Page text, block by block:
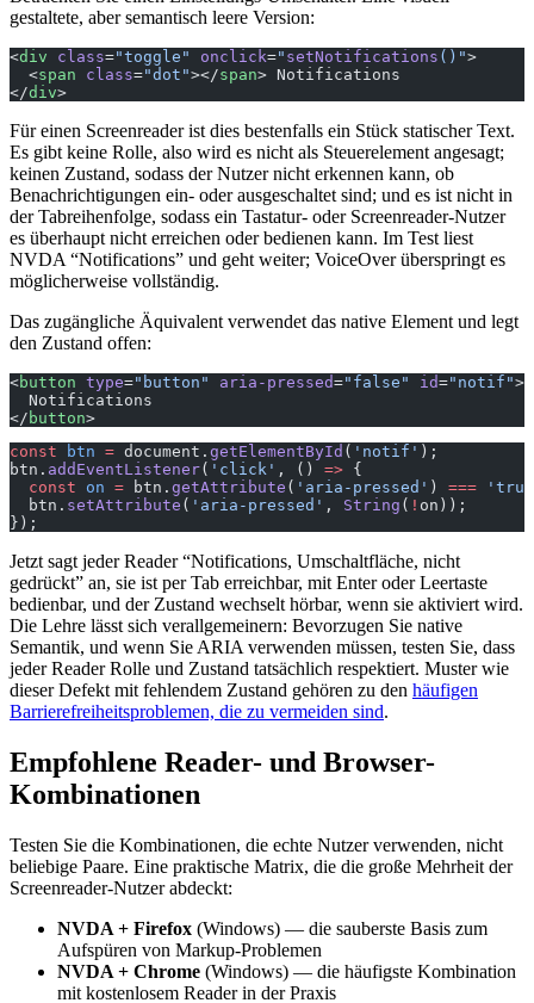
gestaltete, aber semantisch leere Version:
<div class="toggle" onclick=" setNotifications ()">
  <
span class="dot"></span> Notifications
</div>
Für einen Screenreader ist dies bestenfalls ein Stück statischer Text.
Es gibt keine Rolle, also wird es nicht als Steuerelement angesagt;
keinen Zustand, sodass der Nutzer nicht erkennen kann, ob
Benachrichtigungen ein- oder ausgeschaltet sind; und es ist nicht in
der Tabreihenfolge, sodass ein Tastatur- oder Screenreader-Nutzer
es überhaupt nicht erreichen oder bedienen kann. Im Test liest
NVDA “Notifications” und geht weiter; VoiceOver überspringt es
möglicherweise vollständig.
Das zugängliche Äquivalent verwendet das native Element und legt
den Zustand offen:
<button type="button" aria-pressed="false" id="notif">
  Notifications
</ button>
const btn = document. getElementById ( 'notif' );
btn. addEventListener( 'click' , () => {
  const
on = btn. getAttribute ( 'aria-pressed' ) ===
  btn.
setAttribute ( 'aria-pressed' , String ( ! on));
});
Jetzt sagt jeder Reader “Notifications, Umschaltfläche, nicht
gedrückt” an, sie ist per Tab erreichbar, mit Enter oder Leertaste
bedienbar, und der Zustand wechselt hörbar, wenn sie aktiviert wird.
Die Lehre lässt sich verallgemeinern: Bevorzugen Sie native
Semantik, und wenn Sie ARIA verwenden müssen, testen Sie, dass
jeder Reader Rolle und Zustand tatsächlich respektiert. Muster wie
dieser Defekt mit fehlendem Zustand gehören zu den häufigen
Barrierefreiheitsproblemen, die zu vermeiden sind.
Empfohlene Reader- und Browser-
Kombinationen
Testen Sie die Kombinationen, die echte Nutzer verwenden, nicht
beliebige Paare. Eine praktische Matrix, die die große Mehrheit der
Screenreader-Nutzer abdeckt:
NVDA + Firefox (Windows) — die sauberste Basis zum
Aufspüren von Markup-Problemen
NVDA + Chrome (Windows) — die häufigste Kombination
mit kostenlosem Reader in der Praxis